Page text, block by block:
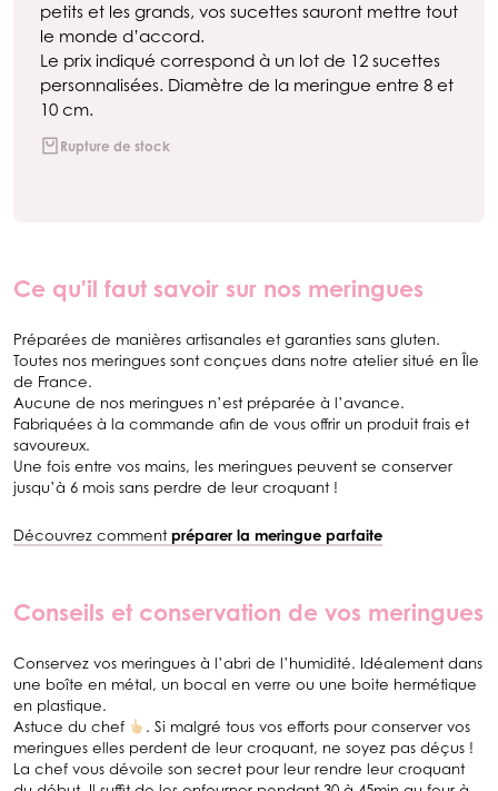
petits et les grands, vos sucettes sauront mettre tout
le monde d’accord.
Le prix indiqué correspond à un lot de 12 sucettes
personnalisées. Diamètre de la meringue entre 8 et
10 cm.
Rupture de stock
Ce qu'il faut savoir sur nos meringues
Préparées de manières artisanales et garanties sans gluten.
Toutes nos meringues sont conçues dans notre atelier situé en Île
de France.
Aucune de nos meringues n’est préparée à l’avance.
Fabriquées à la commande afin de vous offrir un produit frais et
savoureux.
Une fois entre vos mains, les meringues peuvent se conserver
jusqu’à 6 mois sans perdre de leur croquant !
Découvrez commentpréparer la meringue parfaite
Conseils et conservation de vos meringues
Conservez vos meringues à l’abri de l’humidité. Idéalement dans
une boîte en métal, un bocal en verre ou une boite hermétique
en plastique.
Astuce du chef
. Si malgré tous vos efforts pour conserver vos
meringues elles perdent de leur croquant, ne soyez pas déçus !
La chef vous dévoile son secret pour leur rendre leur croquant